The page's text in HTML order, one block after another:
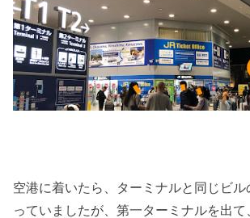
空港に着いたら、ターミナルと同じビル
っていましたが、第一ターミナルを出